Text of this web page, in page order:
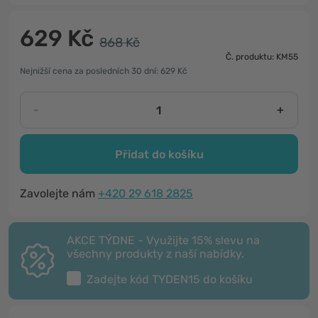
629 Kč 868 Kč
Č. produktu: KM55
Nejnižší cena za posledních 30 dní: 629 Kč
- +
Přidat do košíku
Zavolejte nám +420 29 618 2825
AKCE TÝDNE - Využijte 15% slevu na
všechny produkty z naší nabídky.
Zadejte kód TYDEN15 do košíku